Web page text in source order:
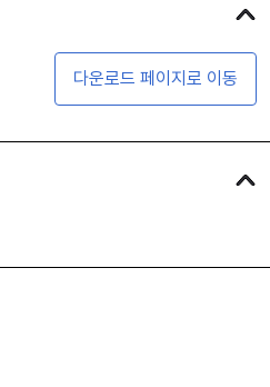
다운로드 페이지로 이동